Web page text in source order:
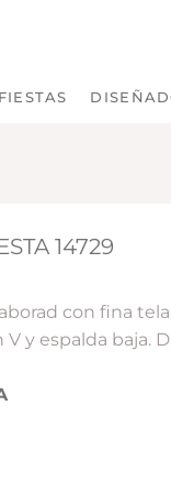
FIESTAS
14729
con fina
y espalda baja.